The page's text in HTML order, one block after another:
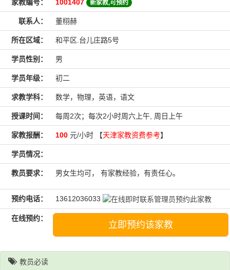
家教编号： 1001407 新家教,可预约
联系人： 董栩赫
所在区域： 和平区.台儿庄路5号
学员性别： 男
学员年级： 初二
求教学科： 数学，物理，英语，语文
授课时间： 每周2次；每次2小时周六上午, 周日上午
家教报酬： 100 元/小时 【天津家教资费参考】
学员情况：
教员要求： 男女生均可， 有家教经验，有责任心。
预约电话： 13612036033
在线预约：
立即预约该家教
教员必读